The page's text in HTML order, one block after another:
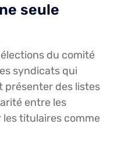
seule
élections du comité
syndicats qui
des listes
entre les
les titulaires comme